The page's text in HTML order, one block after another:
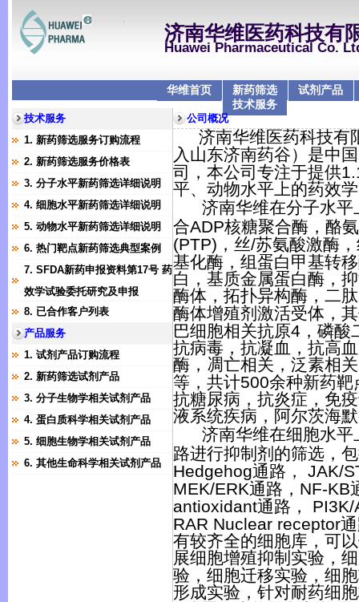
济南华维医药科技有
Huawei Pharmaceutical Co.
华维首页
新药筛选
技术服务
试剂产品
技术服务
1. 新药筛选服务订购流程
2. 新药筛选服务价格表
3. 分子水平新药筛选详细说明
4. 细胞水平新药筛选详细说明
5. 动物水平新药筛选详细说明
6. 热门靶点新药筛选典型案例
7. SFDA新药申报资料第17号 药
效学试验委托研究及申报
8. 已合作客户列表
产品服务
1. 试剂产品订购流程
2. 新药筛选试剂产品
3. 分子生物学相关试剂产品
4. 蛋白质科学相关试剂产品
5. 细胞生物学相关试剂产品
6. 其他生命科学相关试剂产品
公司概况
济南华维医药科技有
入山东济南药谷）是中
司，本公司专注于提供
平、动物水平上的药效
济南华维在分子水平
合ADP核糖聚合酶，酪
(PTP) ，丝/苏氨酸激酶
基化酶，组蛋白甲基转
白，基质金属蛋白酶，
酶体，拓扑异构酶，二
酶体增殖剂激活受体，
巴细胞相关抗原4 ，磷
抗病毒，抗凝血，抗高
酶，凋亡相关，泛素相
等，共计500余种新药靶
抗糖尿病，抗炎症，免
液系统疾病，阿尔茨海
济南华维在细胞水平
路进行抑制剂的筛选，
Hedgehog通路，
JAK/
MEK/ERK通路， NF-KB
antioxidant通路，
PI3K/
RAR Nuclear receptor
有较齐全的细胞库，可
展细胞增殖抑制实验，
验，细胞迁移实验，细
形成实验，针对耐药细